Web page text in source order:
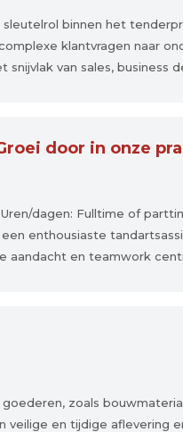
sleutelrol binnen het
klantvragen naar
van sales, business
door in onze
dagen: Fulltime of
enthousiaste
en teamwork
zoals
veilige en tijdige aflevering